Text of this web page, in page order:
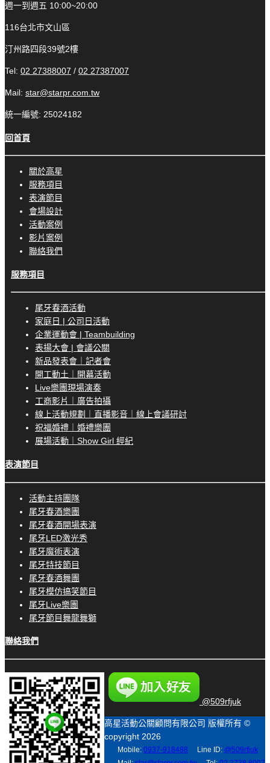
週一到週五 10:00~20:00
116台北市文山區
汀州路四段39號2樓
Tel: 02 27388007 / 02 27387007
Mail: star@starpr.com.tw
統一編號: 25024182
回首頁
關於高星
服務項目
表演節目
會場設計
活動案例
影片案例
聯絡我們
服務項目
尾牙春酒活動
家庭日 | 公司日活動
企業運動會 | Teambuilding
表揚大會 | 會議公關
新品發表會｜記者會
開工動土｜開幕活動
Live樂團現場演奏
工商影片｜廣告拍攝
線上活動規劃｜直播影音｜線上會議研討
祝福婚禮｜婚禮樂團
展場活動｜Show Girl 經紀
表演節目
活動主持團隊
尾牙春酒樂團
尾牙春酒開場表演
尾牙LED激光秀
尾牙魔術表演
尾牙特技節目
尾牙春酒舞團
尾牙模仿搞笑節目
尾牙Live樂團
尾牙節目舞龍舞獅
聯絡我們
@509rfjuk
高星活動公關顧問有限公司 版權所有 ©
copyright 2026
Mobile: 0937-918488 Line ID: @509rfjuk